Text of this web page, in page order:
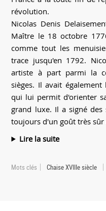
révolution.
Nicolas Denis
Maître le 18 octobre
comme tout les
trace jusqu'en 1792.
artiste à part parmi la
sièges. Il avait
qui lui permit d'orienter
grand luxe. Il a signé
toujours d'un goût très sûr
Lire la suite
Mots clés Chaise XVIIIe siècle